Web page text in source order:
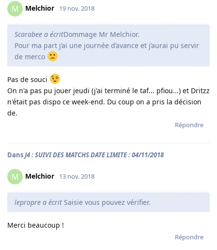
M Melchior 19 nov. 2018
Scarabee a écritDommage Mr Melchior.
Pour ma part j’ai une journée d’avance et j’aurai pu servir
de merco
Pas de souci
On n'a pas pu jouer jeudi (j'ai terminé le taf... pfiou...) et Dritzz
n'était pas dispo ce week-end. Du coup on a pris la décision
de.
Répondre
DansJ4 : SUIVI DES MATCHS DATE LIMITE : 04/11/2018
M Melchior 13 nov. 2018
lepropre a écrit Saisie vous pouvez vérifier.
Merci beaucoup !
Répondre